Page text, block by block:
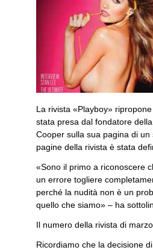
La rivista «Playboy»
stata presa dal fondatore
Cooper sulla sua pagina di
pagine della rivista è stata
«Sono il primo a riconoscere
un errore togliere
perché la nudità non è un
quello che siamo» ­– ha
Il numero della rivista di
Ricordiamo che la decisione